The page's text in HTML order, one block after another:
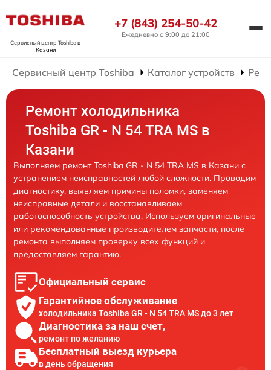
Сервисный центр Toshibaв
Казани
+7 (843) 254-50-42
Ежедневно с 9:00 до 21:00
Сервисный центр Toshiba Каталог устройств
Ремонт холодильника
Toshiba GR - N 54 TRA MS в
Казани
Выполняем ремонт Toshiba GR - N 54 TRA MS в Казани с
устранением неисправностей любой сложности. Проводим
диагностику, выявляем причины поломки, заменяем
неисправные детали и восстанавливаем
работоспособность устройства. Используем оригинальные
или рекомендованные производителем запчасти, после
ремонта выполняем проверку всех функций и
предоставляем гарантию.
Официальный сервис
Гарантийное обслуживание
холодильника Toshiba GR - N 54 TRA MS до 3 лет
Диагностика за наш счет,
ремонт по желанию
Бесплатный выезд курьера
в день обращения